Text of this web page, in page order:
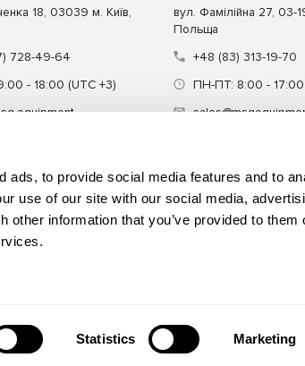
ads, to provide social media features and to
use of our site with our social media,
information that you’ve provided to them
Statistics Marketing
18, 03039 м. Київ,
728-49-64
- 18:00 (UTC +3)
вул. Фамілійна 27, 03-
Польща
+48 (83) 313-19-70
ПН-ПТ: 8:00 - 17:00
Спецінструмент Навчання